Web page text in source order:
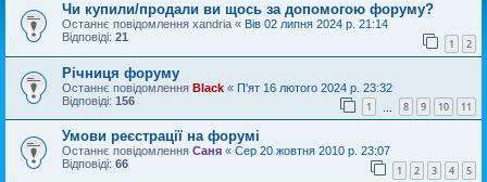
Чи купили/продали ви щось за допомогою форуму?
Останнє повідомлення xandria « Вів 02 липня 2024 р. 21:14
Відповіді: 21 1 2
Річниця форуму
Останнє повідомлення Black « П'ят 16 лютого 2024 р. 23:32
Відповіді: 156 1 8 9 10 11
Умови реєстрації на форумі
Останнє повідомлення Саня « Сер 20 жовтня 2010 р. 23:07
Відповіді: 66 1 2 3 4 5